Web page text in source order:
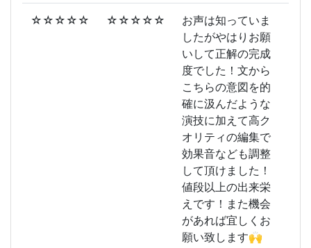
☆☆☆☆☆ ☆☆☆☆☆
お声は知っていま
したがやはりお願
いして正解の完成
度でした！文から
こちらの意図を的
確に汲んだような
演技に加えて高ク
オリティの編集で
効果音なども調整
して頂けました！
値段以上の出来栄
えです！また機会
があれば宜しくお
願い致します🙌